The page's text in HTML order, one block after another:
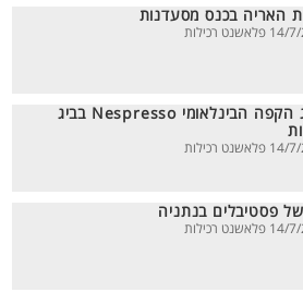
האריה בכנס מסעדנות
רכילות
מותג הקפה הבינלאומי Nespresso בביג
רכילות
פסטיבלים בנתניה
רכילות